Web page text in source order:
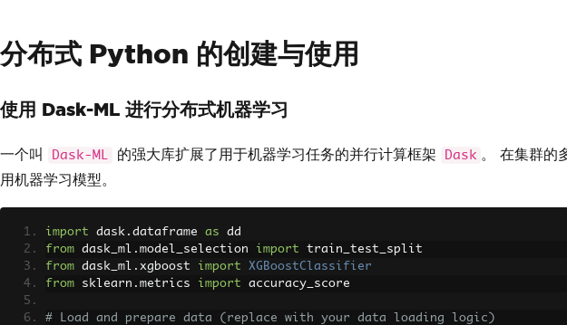
分布式 Python 的创建与使用
使用 Dask-ML 进行分布式机器学习
一个叫 Dask-ML 的强大库扩展了用于机器学习任务的并行计算框架 Dask 。 在集群的
用机器学习模型。
import dask . dataframe as dd
from dask_ml . model_selection import train_test_split
from dask_ml . xgboost import
XGBoostClassifier
from sklearn . metrics import accuracy_score
# Load and prepare data (replace with your data loading logic)